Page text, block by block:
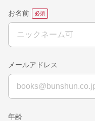
お名前
メールアドレス
年齢